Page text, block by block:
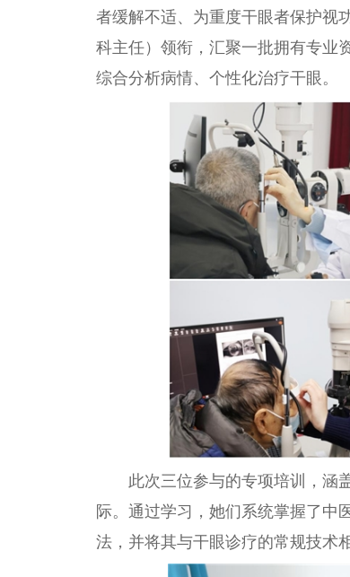
者缓解不适、为重度干眼者保护视
科主任）领衔，汇聚一批拥有专业
综合分析病情、个性化治疗干眼。
此次三位参与的专项培训，涵
际。通过学习 ，她们系统掌握了中
法，并将其与干眼诊疗的常规技术